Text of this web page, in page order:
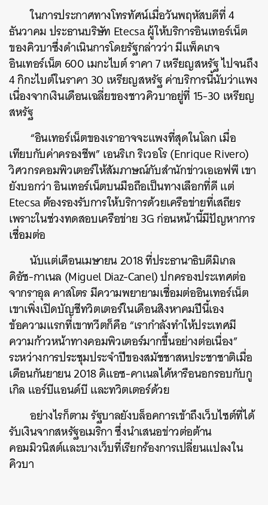
ในการประกาศทางโทรทัศน์เมื่อวันพฤหัสบดีที่ 4
ธันวาคม ประธานบริษัท Etecsa ผู้ให้บริการอินเทอร์เน็ต
ของคิวบาซึ่งดำเนินการโดยรัฐกล่าวว่า มีแพ็คเกจ
อินเทอร์เน็ต 600 เมกะไบต์ ราคา 7 เหรียญสหรัฐ ไปจนถึง
4 กิกะไบต์ในราคา 30 เหรียญสหรัฐ ค่าบริการนี้นับว่าแพง
เนื่องจากเงินเดือนเฉลี่ยของชาวคิวบาอยู่ที่ 15-30 เหรียญ
สหรัฐ
“อินเทอร์เน็ตของเราอาจจะแพงที่สุดในโลก เมื่อ
เทียบกับค่าครองชีพ” เอนริเก ริเวอโร (Enrique Rivero)
วิศวกรคอมพิวเตอร์ให้สัมภาษณ์กับสำนักข่าวเอเอฟพี เขา
ยังบอกว่า อินเทอร์เน็ตบนมือถือเป็นทางเลือกที่ดี แต่
Etecsa ต้องรองรับการให้บริการด้วยเครือข่ายที่เสถียร
เพราะในช่วงทดสอบเครือข่าย 3G ก่อนหน้านี้มีปัญหาการ
เชื่อมต่อ
นับแต่เดือนเมษายน 2018 ที่ประธานาธิบดีมิเกล
ดิอัซ-กาเนล (Miguel Diaz-Canel) ปกครองประเทศต่อ
จากราอุล คาสโตร มีความพยายามเชื่อมต่ออินเทอร์เน็ต
เขาเพิ่งเปิดบัญชีทวิตเตอร์ในเดือนสิงหาคมปีนี้เอง
ข้อความแรกที่เขาทวีตก็คือ “เรากำลังทำให้ประเทศมี
ความก้าวหน้าทางคอมพิวเตอร์มากขึ้นอย่างต่อเนื่อง”
ระหว่างการประชุมประจำปีของสมัชชาสหประชาชาติเมื่อ
เดือนกันยายน 2018 ดิแอซ-คาเนลได้หารือนอกรอบกับกู
เกิล แอร์บีแอนด์บี และทวิตเตอร์ด้วย
อย่างไรก็ตาม รัฐบาลยังบล็อคการเข้าถึงเว็บไซต์ที่ได้
รับเงินจากสหรัฐอเมริกา ซึ่งนำเสนอข่าวต่อต้าน
คอมมิวนิสต์และบางเว็บที่เรียกร้องการเปลี่ยนแปลงใน
คิวบา
ค้นหา
SHARE TWEET LINE